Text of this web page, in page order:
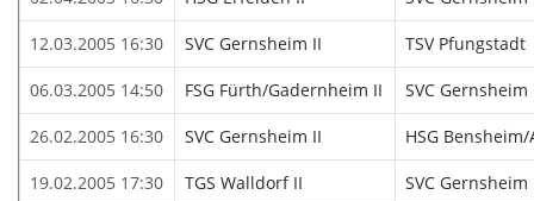
12.03.2005 16:30 SVC Gernsheim II TSV Pfungstadt
06.03.2005 14:50 FSG Fürth/Gadernheim II SVC Gernsheim
26.02.2005 16:30 SVC Gernsheim II HSG
19.02.2005 17:30 TGS Walldorf II SVC Gernsheim